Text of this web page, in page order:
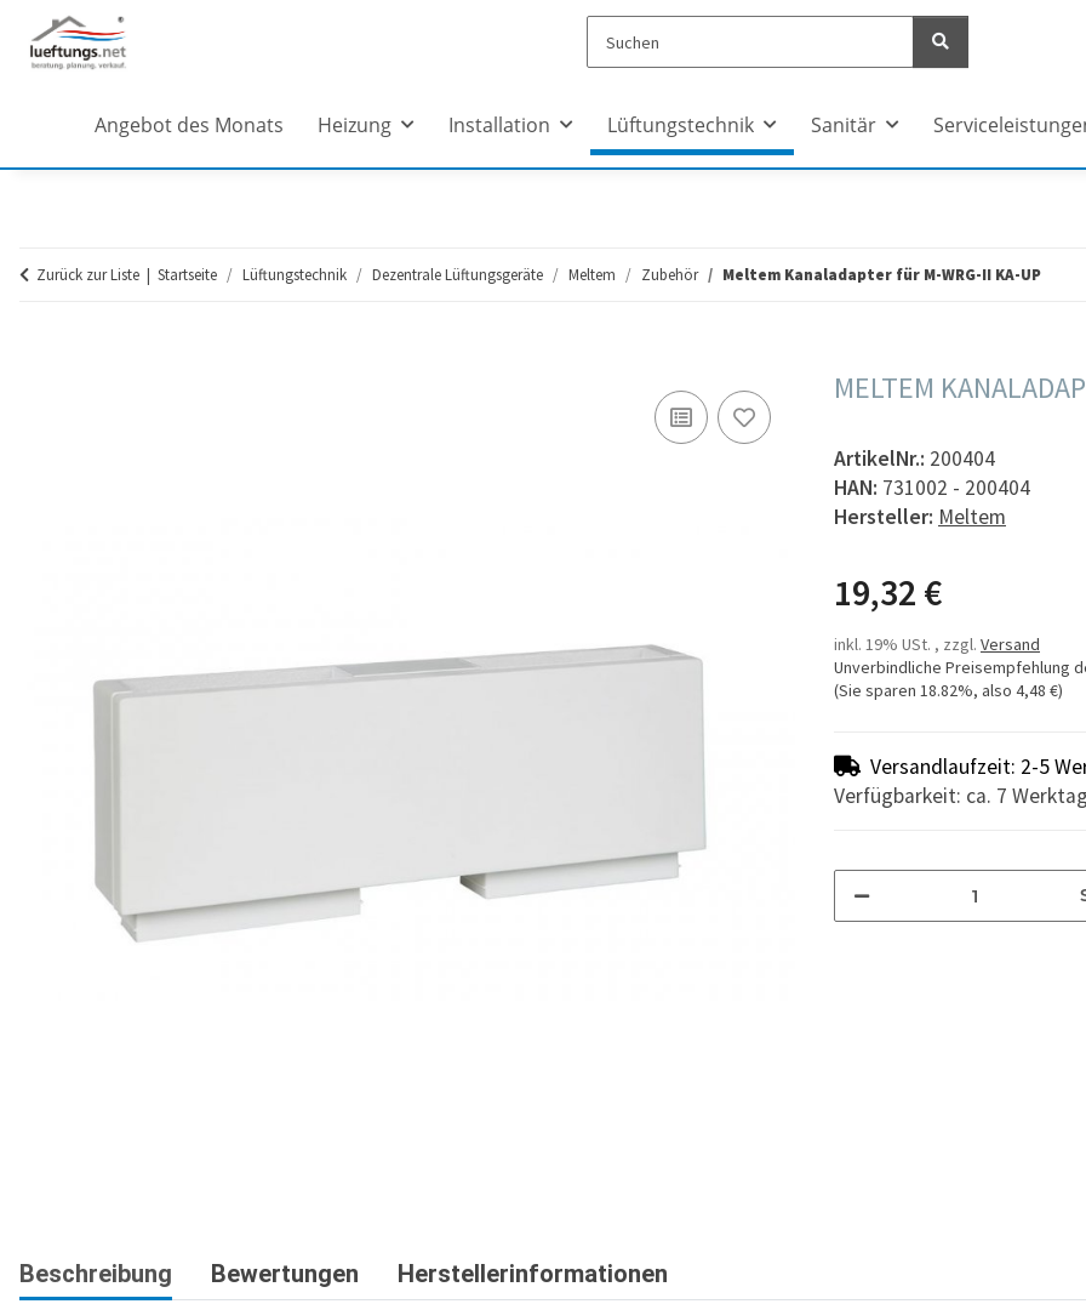
Angebot des Monats Heizung Installation Lüftungstechnik Sanitär
Zurück zur Liste Startseite Lüftungstechnik Dezentrale Lüftungsgeräte Meltem Zubehör Meltem Kanaladapter für M-WRG-II KA-UP
MELTEM
ArtikelNr.: 200404
HAN: 731002 - 200404
Hersteller: Meltem
19,32 €
inkl. 19% USt. , zzgl. Versand
Unverbindliche Preisempfehlung
(Sie sparen 18.82%, also 4,48 €)
Versandlaufzeit: 2-5
Verfügbarkeit: ca. 7
Beschreibung Bewertungen Herstellerinformationen